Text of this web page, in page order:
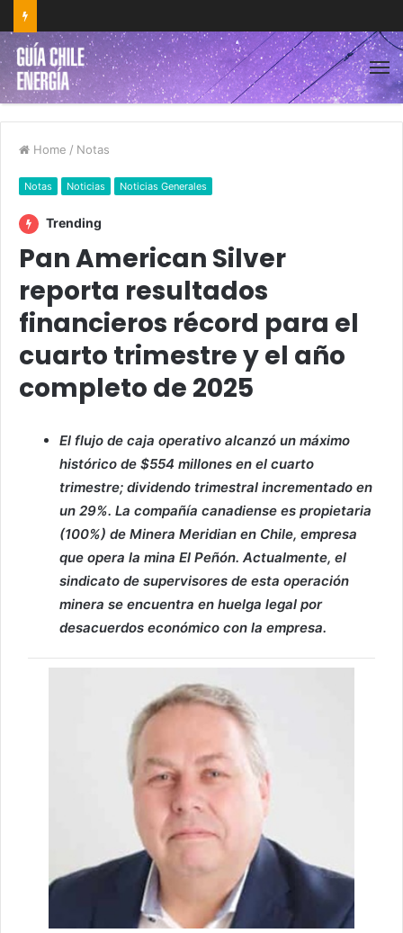
Home / Notas
Notas Noticias Noticias Generales
Trending
Pan American Silver
reporta resultados
financieros récord para el
cuarto trimestre y el año
completo de 2025
El flujo de caja operativo alcanzó un máximo
histórico de $554 millones en el cuarto
trimestre; dividendo trimestral incrementado en
un 29%. La compañía canadiense es propietaria
(100%) de Minera Meridian en Chile, empresa
que opera la mina El Peñón. Actualmente, el
sindicato de supervisores de esta operación
minera se encuentra en huelga legal por
desacuerdos económico con la empresa.